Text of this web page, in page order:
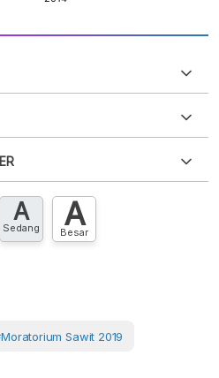
sekarang
»
A
Sedang A
Besar
Sawit 2019